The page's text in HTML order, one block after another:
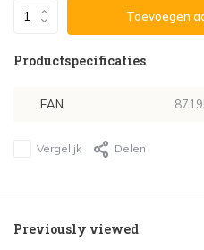
Toevoegen
Productspecificaties
EAN
Vergelijk Delen
Previously viewed